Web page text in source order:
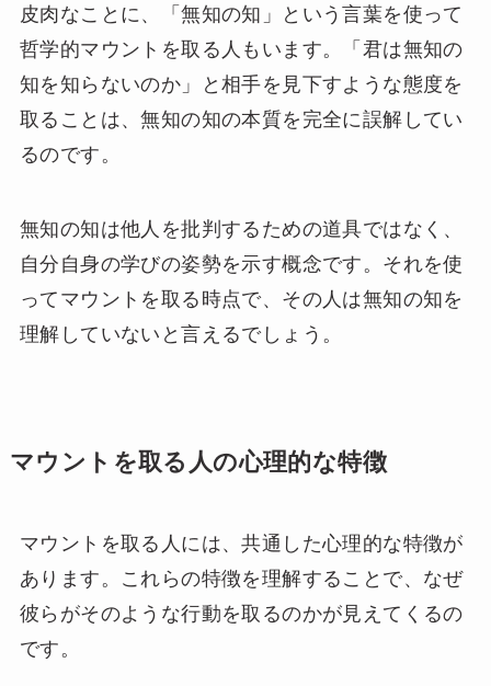
皮肉なことに、「無知の知」という言葉を使って
哲学的マウントを取る人もいます。「君は無知の
知を知らないのか」と相手を見下すような態度を
取ることは、無知の知の本質を完全に誤解してい
るのです。
無知の知は他人を批判するための道具ではなく、
自分自身の学びの姿勢を示す概念です。それを使
ってマウントを取る時点で、その人は無知の知を
理解していないと言えるでしょう。
マウントを取る人の心理的な特徴
マウントを取る人には、共通した心理的な特徴が
あります。これらの特徴を理解することで、なぜ
彼らがそのような行動を取るのかが見えてくるの
です。